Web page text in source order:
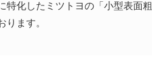
特化したミツトヨの「小型表面
ります。